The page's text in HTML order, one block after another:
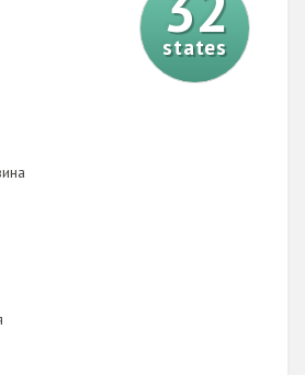
states